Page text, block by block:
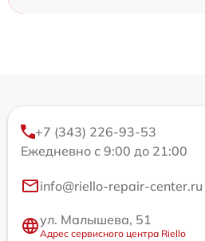
+7 (343) 226-93-53
Ежедневно с 9:00 до 21:00
info@riello-repair-center.ru
ул. Малышева, 51
Адрес сервисного центра Riello